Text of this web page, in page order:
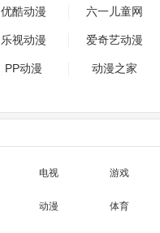
优酷动漫 六一儿童网
乐视动漫 爱奇艺动漫
PP动漫 动漫之家
电视 游戏
动漫 体育